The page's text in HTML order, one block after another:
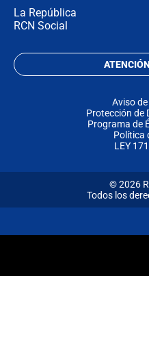
La República
RCN Social
Aviso
Protección de
Programa de
Política
LEY
© 2026
Todos los